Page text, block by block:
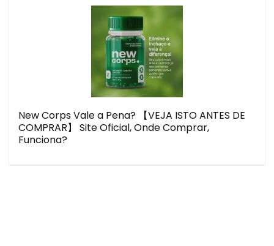
New Corps Vale a Pena? 【VEJA ISTO ANTES DE
COMPRAR】 Site Oficial, Onde Comprar,
Funciona?